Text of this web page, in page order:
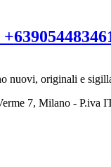
nuovi, originali e
7, Milano - P.iva